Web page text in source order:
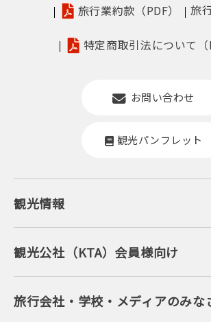
旅行業約款（PDF）
旅
特定商取引法について（
お問い合わせ
観光パンフレット
観光情報
京丹後について
ジオパークの絶景
キャンプ・グランピング
自然景観
旬の食
フルーツ
美術館・資料館
観光公社（KTA）会員様向け
KTA会員コミュニティ
会員向けサービス
KTAニュースレター
会員加入・会員情報（会員規程）
旅行会社・学校・メディアのみな
プレスリリース